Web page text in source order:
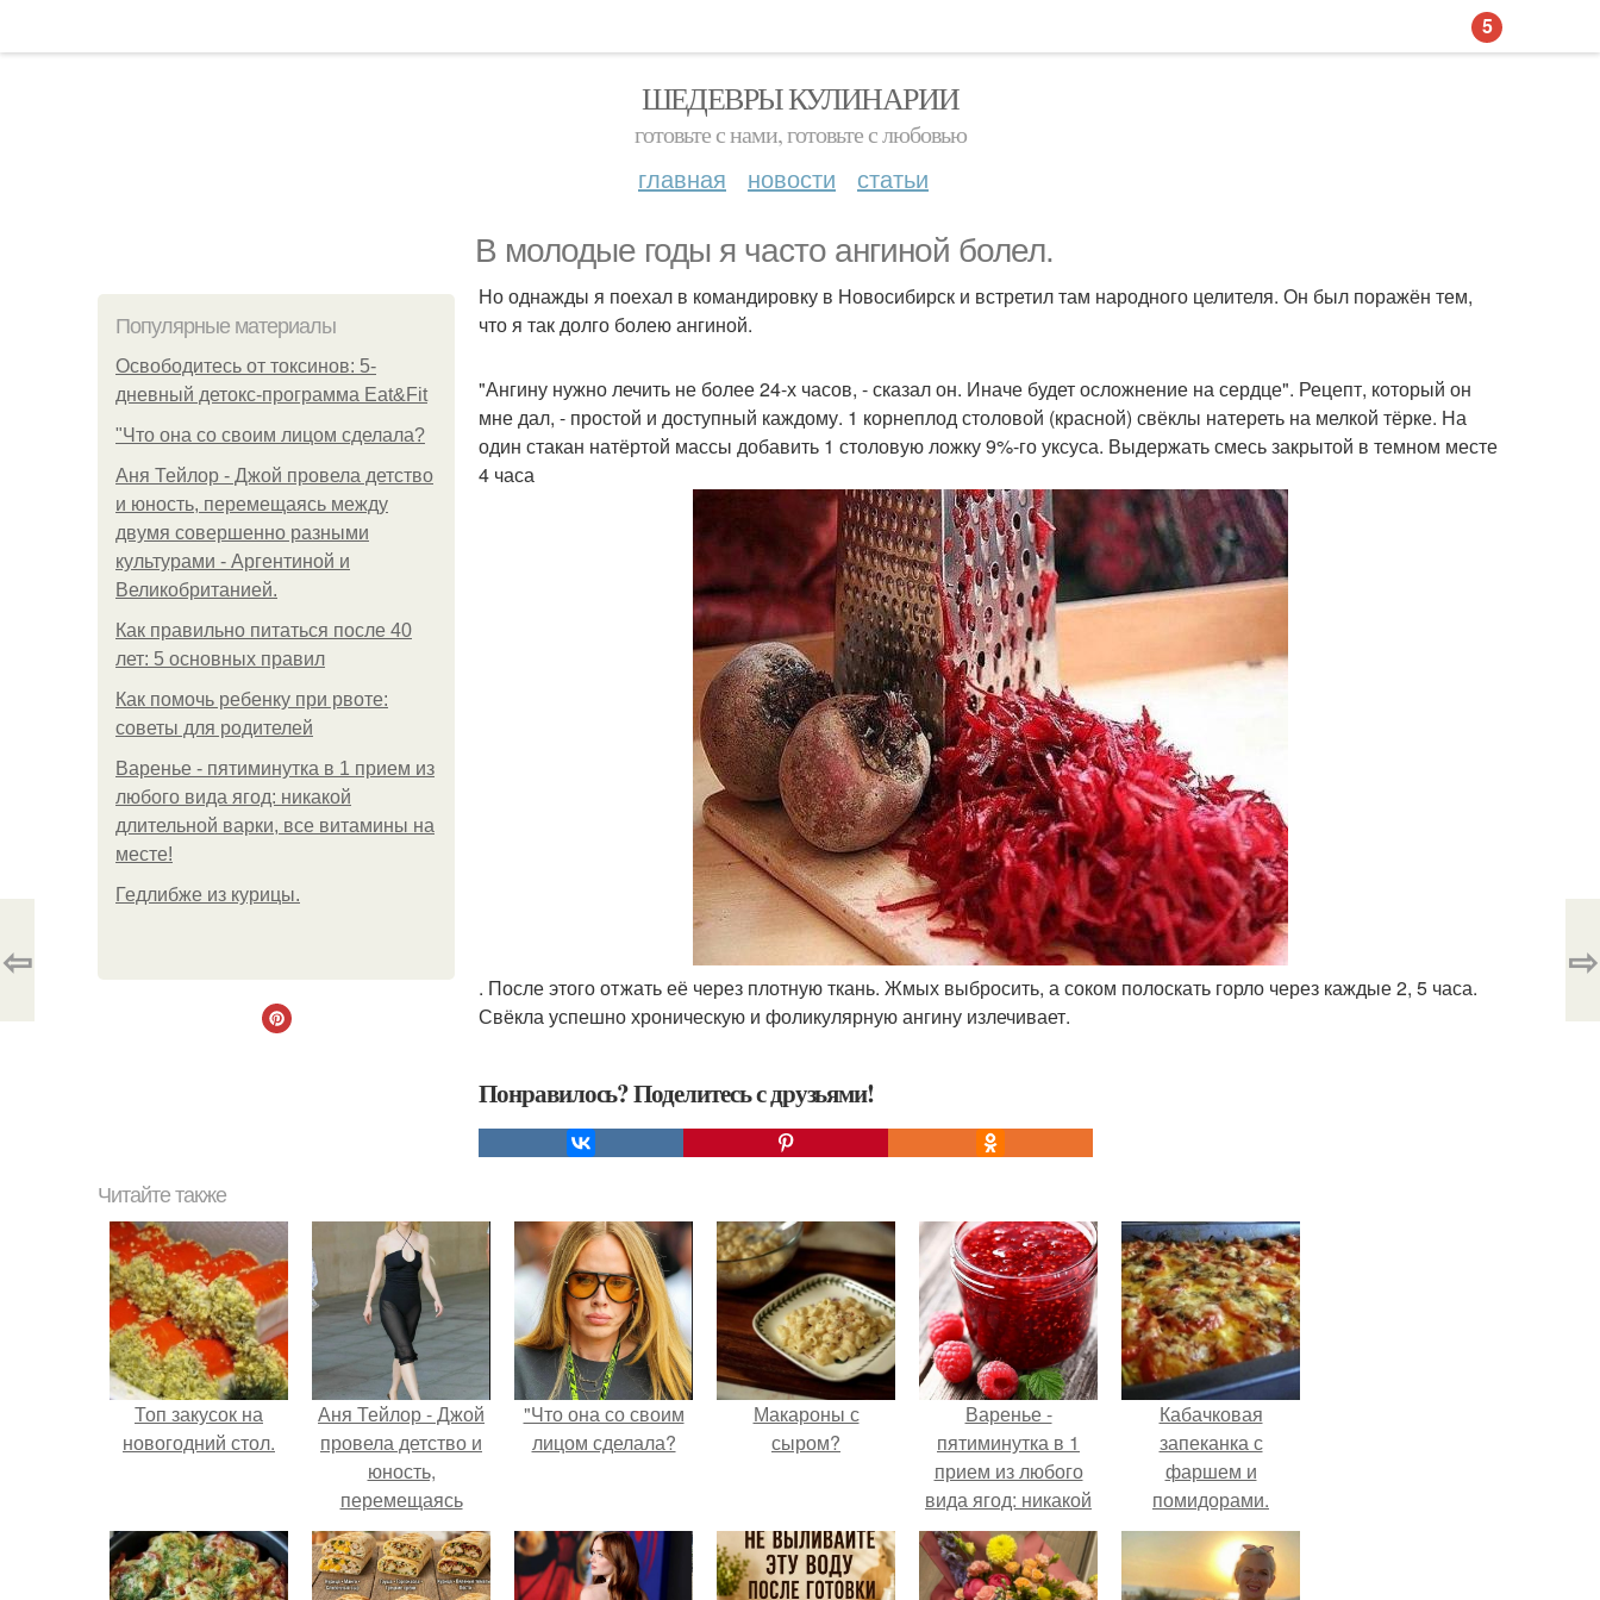
ШЕДЕВРЫ КУЛИНАРИИ
готовьте с нами, готовьте с любовью
главная новости статьи
В молодые годы я часто ангиной болел.
Популярные материалы
Освободитесь от токсинов: 5-
дневный детокс-программа Eat&Fit
"Что она со своим лицом сделала?
Аня Тейлор - Джой провела детство
и юность, перемещаясь между
двумя совершенно разными
культурами - Аргентиной и
Великобританией.
Как правильно питаться после 40
лет: 5 основных правил
Как помочь ребенку при рвоте:
советы для родителей
Варенье - пятиминутка в 1 прием из
любого вида ягод: никакой
длительной варки, все витамины на
месте!
Гедлибже из курицы.
Но однажды я поехал в командировку в Новосибирск и встретил там народного целителя. Он был поражён тем,
что я так долго болею ангиной.
"Ангину нужно лечить не более 24-х часов, - сказал он. Иначе будет осложнение на сердце". Рецепт, который он
мне дал, - простой и доступный каждому. 1 корнеплод столовой (красной) свёклы натереть на мелкой тёрке. На
один стакан натёртой массы добавить 1 столовую ложку 9%-го уксуса. Выдержать смесь закрытой в темном месте
4 часа
. После этого отжать её через плотную ткань. Жмых выбросить, а соком полоскать горло через каждые 2, 5 часа.
Свёкла успешно хроническую и фоликулярную ангину излечивает.
Понравилось? Поделитесь с друзьями!
⇦ ⇨
Читайте также
Топ закусок на
новогодний стол.
Аня Тейлор - Джой
провела детство и
юность,
перемещаясь
между двумя
совершенно
разными
"Что она со своим
лицом сделала?
Макароны с
сыром?
Варенье -
пятиминутка в 1
прием из любого
вида ягод: никакой
длительной варки,
все витамины на
месте!
Кабачковая
запеканка с
фаршем и
помидорами.
5